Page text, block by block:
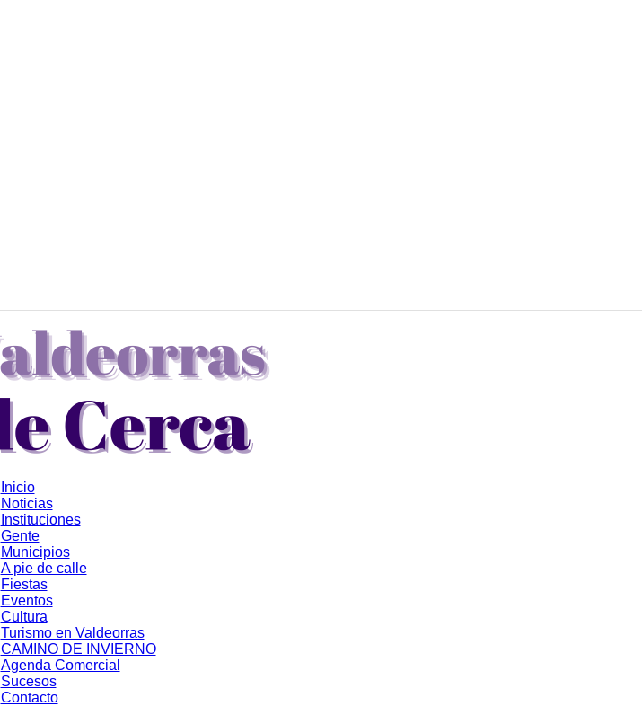
Valdeorrasdecerca
Inicio
Noticias
Instituciones
Gente
Municipios
A pie de calle
Fiestas
Eventos
Cultura
Turismo en Valdeorras
CAMINO DE INVIERNO
Agenda Comercial
Sucesos
Contacto